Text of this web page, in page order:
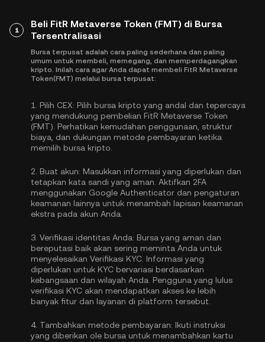
1
Beli FitR Metaverse Token (FMT) di Bursa
Tersentralisasi
Bursa terpusat adalah cara paling sederhana dan paling
umum untuk membeli, memegang, dan memperdagangkan
kripto. Inilah cara agar Anda dapat membeli FitR Metaverse
Token(FMT) melalui bursa terpusat:
1. Pilih CEX: Pilih bursa kripto yang andal dan tepercaya
yang mendukung pembelian FitR Metaverse Token
(FMT). Perhatikan kemudahan penggunaan, struktur
biaya, dan dukungan metode pembayaran ketika
memilih bursa kripto.
2. Buat akun: Masukkan informasi yang diperlukan dan
tetapkan kata sandi yang aman. Aktifkan 2FA
menggunakan Google Authenticator dan pengaturan
keamanan lainnya untuk menambah lapisan keamanan
ekstra pada akun Anda.
3. Verifikasi identitas Anda: Bursa yang aman dan
bereputasi baik akan sering meminta Anda untuk
menyelesaikan Verifikasi KYC . Informasi yang
diperlukan untuk KYC bervariasi berdasarkan
kebangsaan dan wilayah Anda. Pengguna yang lulus
verifikasi KYC akan mendapatkan akses ke lebih
banyak fitur dan layanan di platform tersebut.
4. Tambahkan metode pembayaran: Ikuti instruksi
yang diberikan ole bursa untuk menambahkan kartu